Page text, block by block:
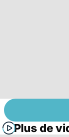
Plus de